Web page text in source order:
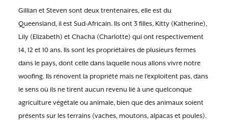
Gillian et Steven sont deux trentenaires, elle est du
Queensland, il est Sud-Africain. Ils ont 3 filles, Kitty (Katherine),
Lily (Elizabeth) et Chacha (Charlotte) qui ont respectivement
14, 12 et 10 ans. Ils sont les propriétaires de plusieurs fermes
dans le pays, dont celle dans laquelle nous allons vivre notre
woofing. Ils rénovent la propriété mais ne l’exploitent pas, dans
le sens où ils ne tirent aucun revenu lié à une quelconque
agriculture végétale ou animale, bien que des animaux soient
présents sur les terrains (vaches, moutons, alpacas et poules).